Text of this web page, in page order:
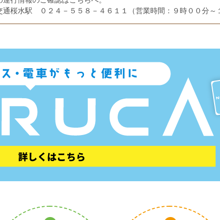
桜水駅 ０２４－５５８－４６１１（営業時間：９時００分～